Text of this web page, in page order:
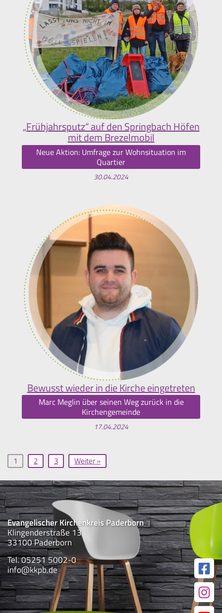
„Frühjahrsputz“ auf den Springbach Höfen
mit dem Brezelmobil
Neue Aktion: Umfrage zur Wohnsituation im
Quartier
30.04.2024
Bewusst wieder in die Kirche eingetreten
Marc Meglin über seinen Weg zurück in die
Kirchengemeinde
17.04.2024
1 2 3 Weiter »
Evangelischer Kirchenkreis Paderborn
Klingenderstraße 13
33100 Paderborn
Tel. 05251 5002-0
info@kkpb.de